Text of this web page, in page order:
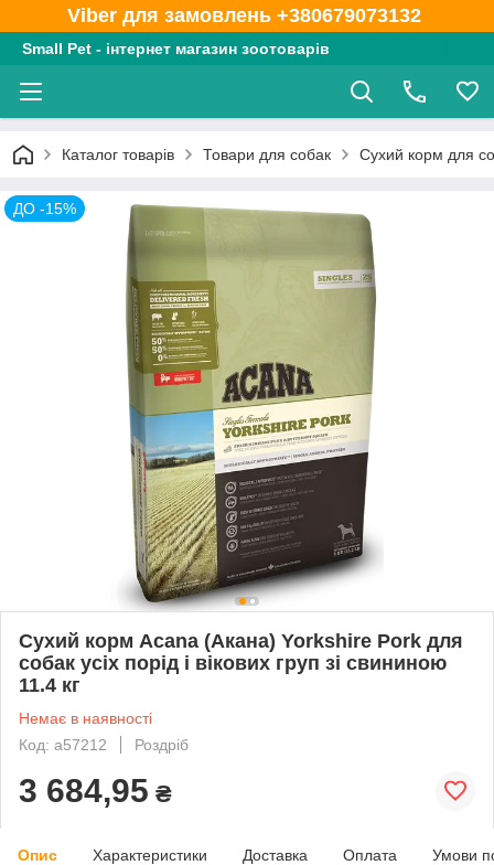
Viber для замовлень +380679073132
Small Pet - інтернет магазин зоотоварів
Каталог товарів Товари для собак Сухий корм для
ДО -15%
Сухий корм Acana (Акана) Yorkshire Pork для
собак усіх порід і вікових груп зі свининою
11.4 кг
Немає в наявності
Код: a57212
Роздріб
3 684,95 ₴
Опис Характеристики Доставка Оплата Умови